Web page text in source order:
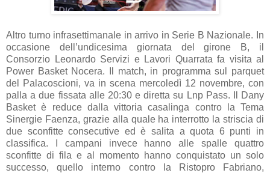
Altro turno infrasettimanale in arrivo in Serie B Nazionale. In
occasione dell’undicesima giornata del girone B, il
Consorzio Leonardo Servizi e Lavori Quarrata fa visita al
Power Basket Nocera. Il match, in programma sul parquet
del Palacoscioni, va in scena mercoledì 12 novembre, con
palla a due fissata alle 20:30 e diretta su Lnp Pass. Il Dany
Basket è reduce dalla vittoria casalinga contro la Tema
Sinergie Faenza, grazie alla quale ha interrotto la striscia di
due sconfitte consecutive ed è salita a quota 6 punti in
classifica. I campani invece hanno alle spalle quattro
sconfitte di fila e al momento hanno conquistato un solo
successo, quello interno contro la Ristopro Fabriano,